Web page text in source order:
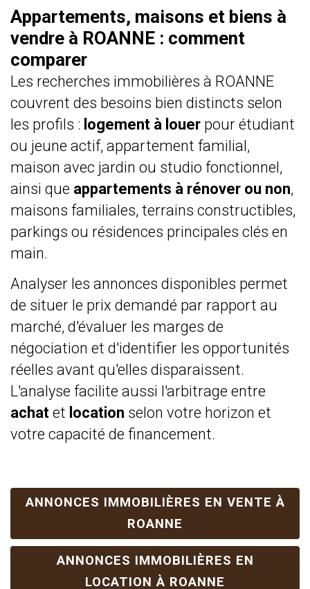
Appartements, maisons et biens à
vendre à ROANNE : comment
comparer
Les recherches immobilières à ROANNE
couvrent des besoins bien distincts selon
les profils : logement à louer pour étudiant
ou jeune actif, appartement familial,
maison avec jardin ou studio fonctionnel,
ainsi que appartements à rénover ou non,
maisons familiales, terrains constructibles,
parkings ou résidences principales clés en
main.
Analyser les annonces disponibles permet
de situer le prix demandé par rapport au
marché, d'évaluer les marges de
négociation et d'identifier les opportunités
réelles avant qu'elles disparaissent.
L'analyse facilite aussi l'arbitrage entre
achat et location selon votre horizon et
votre capacité de financement.
ANNONCES IMMOBILIÈRES EN VENTE À
ROANNE
ANNONCES IMMOBILIÈRES EN
LOCATION À ROANNE